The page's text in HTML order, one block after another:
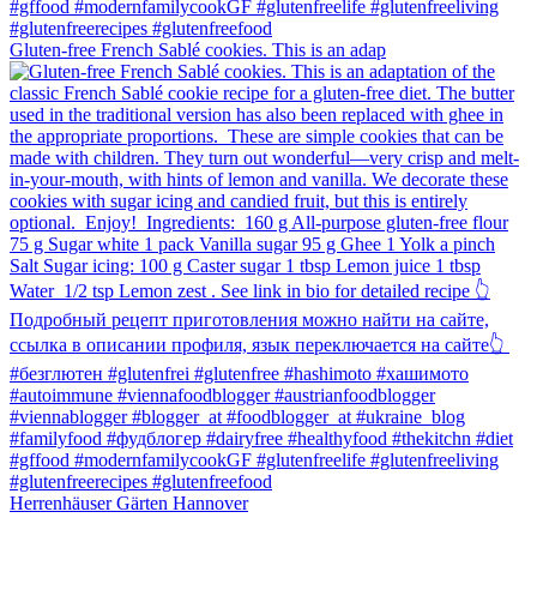
Gluten-free French Sablé cookies.⁠ This is an adap
Herrenhäuser Gärten Hannover